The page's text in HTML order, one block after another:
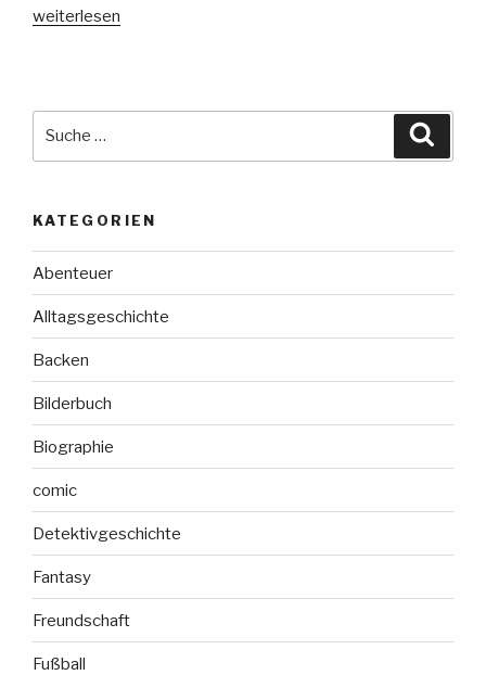
„Als
waren“
weiterlesen
KATEGORIEN
Abenteuer
Alltagsgeschichte
Backen
Bilderbuch
Biographie
comic
Detektivgeschichte
Fantasy
Freundschaft
Fußball